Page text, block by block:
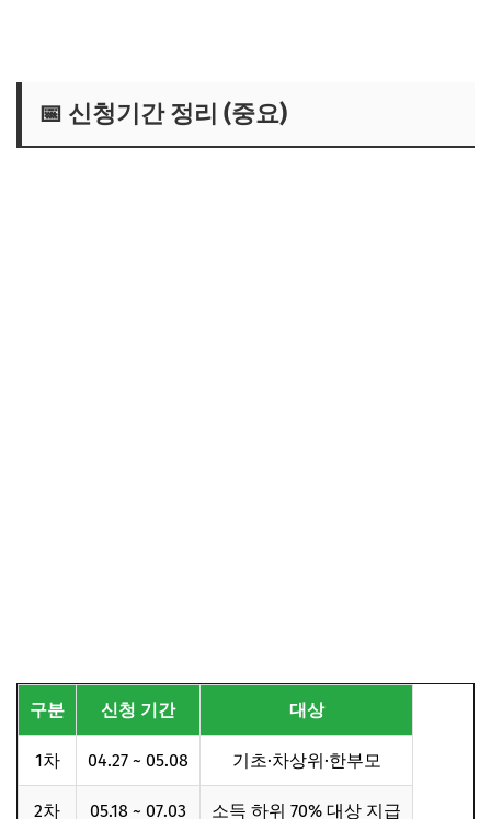
📅 신청기간 정리 (중요)
구분 신청 기간 대상
1차 04.27 ~ 05.08 기초·차상위·한부모
2차 05.18 ~ 07.03 소득 하위 70% 대상 지급